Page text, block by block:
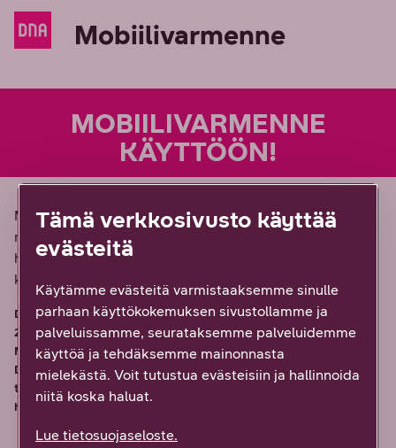
Mobiilivarmenne
MOBIILIVARMENNE
KÄYTTÖÖN!
Mobiilivarmenne on sähköinen henkilöllisyystodistus
matkapuhelimessasi. Sen avulla todistat
henkilöllisyytesi ja teet sähköisen allekirjoituksen silloin,
kun nettiasiointi sitä vaatii.
DNA:n kuluttaja-asiakkaille Mobiilivarmenne 12 kk 0 €, norm.
2,01 €/kk. Kytkentä 0 € (norm. 3,90 €). DNA:n yritysliittymissä
Mobiilivarmenteen käyttäminen on maksutonta. Jos olet
DNA:n verkossa toimivan virtuaalioperaattorin asiakas,
tarkista voimassaolevat hinnat oman operaattorisi
hinnastosta.
Tämä verkkosivusto käyttää
evästeitä
Käytämme evästeitä varmistaaksemme sinulle
parhaan käyttökokemuksen sivustollamme ja
palveluissamme, seurataksemme palveluidemme
käyttöä ja tehdäksemme mainonnasta
mielekästä. Voit tutustua evästeisiin ja hallinnoida
niitä koska haluat.
Lue tietosuojaseloste.